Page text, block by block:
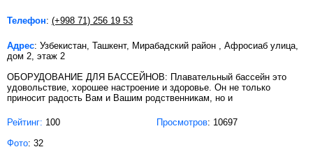
Телефон: (+998 71) 256 19 53
Адрес: Узбекистан, Ташкент, Мирабадский район , Афросиаб улица,
дом 2, этаж 2
ОБОРУДОВАНИЕ ДЛЯ БАССЕЙНОВ: Плавательный бассейн это
удовольствие, хорошее настроение и здоровье. Он не только
приносит радость Вам и Вашим родственникам, но и
Рейтинг: 100 Просмотров: 10697
Фото: 32